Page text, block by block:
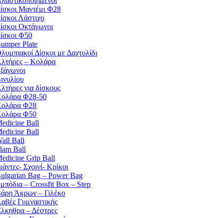
Μαντέμι Φ28
Λάστιχο
Οκτάγωνοι
Φ50
Plate
Δίσκοι με Δαχτυλίδι
– Κολάρα
για δίσκους
Φ28-50
Φ28
Φ50
Ball
Ball
Ball
Ball
Grip Ball
Σχοινί- Κρίκοι
Bag – Power Bag
– Crossfit Box – Step
Άκρων – Γιλέκο
Γυμναστικής
– Δέστρες